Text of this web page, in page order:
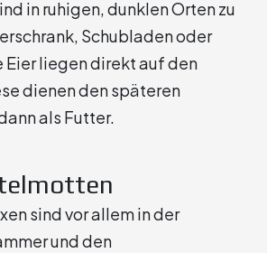
in ruhigen, dunklen Orten zu
Schubladen oder
Eier liegen direkt auf den
dienen den späteren
als Futter.
sind vor allem in der
und den